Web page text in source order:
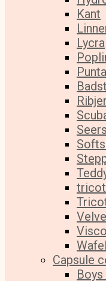
Kant
Lycra
Capsule